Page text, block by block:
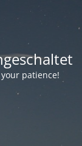
patience!